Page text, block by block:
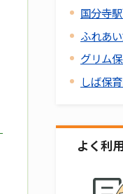
国分寺
ふれあ
グリム
しば保
よく利